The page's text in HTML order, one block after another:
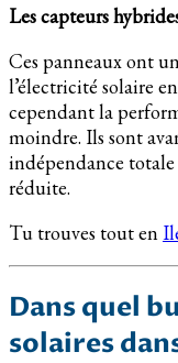
Les capteurs
Ces panneaux ont
l’électricité solaire
cependant la
moindre. Ils sont
indépendance
réduite.
Tu trouves tout en
Dans quel
solaires